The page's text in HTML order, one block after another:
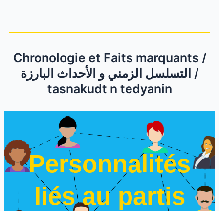
Chronologie et Faits marquants /
التسلسل الزمني و الأحداث البارزة /
tasnakudt n tedyanin
Personnalités
liés au partis